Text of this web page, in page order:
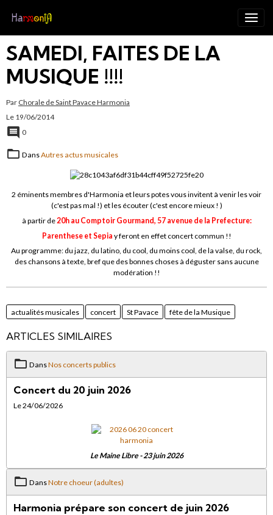
SAMEDI, FAITES DE LA
MUSIQUE !!!!
Par Chorale de Saint Pavace Harmonia
Le 19/06/2014
0
DansAutres actus musicales
2 éminents membres d'Harmonia et leurs potes vous invitent à venir les voir
(c'est pas mal !) et les écouter (c'est encore mieux ! )
à partir de20h au Comptoir Gourmand, 57 avenue de la Prefecture:
Parenthese et Sepia y feront en effet concert commun !!
Au programme: du jazz, du latino, du cool, du moins cool, de la valse, du rock,
des chansons à texte, bref que des bonnes choses à déguster sans aucune
modération !!
actualités musicales concert St Pavace fête de la Musique
ARTICLES SIMILAIRES
DansNos concerts publics
Concert du 20 juin 2026
Le 24/06/2026
Le Maine Libre - 23 juin 2026
DansNotre choeur (adultes)
Harmonia prépare son concert de juin 2026